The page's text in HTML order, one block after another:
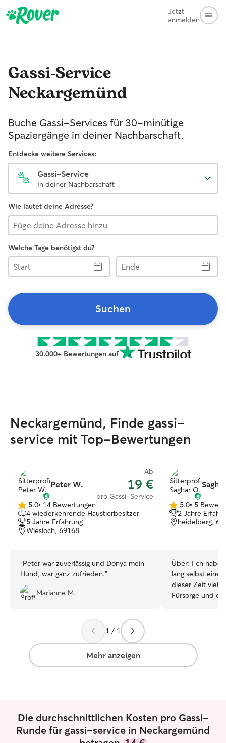
Jetzt
anmelden
Gassi-Service
Neckargemünd
Buche Gassi-Services für 30-minütige
Spaziergänge in deiner Nachbarschaft.
Entdecke weitere Services:
Gassi-Service
In deiner Nachbarschaft
Wie lautet deine Adresse?
Welche Tage benötigst du?
Start
Ende
Suchen
30.000+ Bewertungen auf
Neckargemünd, Finde gassi-
service mit Top-Bewertungen
Peter W.
Ab
19 €
pro Gassi-Service
5.0
von
5
Sternen
5.0• 14 Bewertungen
4 wiederkehrende Haustierbesitzer
5 Jahre Erfahrung
Wiesloch, 69168
“Peter war zuverlässig und Donya mein
Hund, war ganz zufrieden.”
Marianne M.
5.0
von
5
5.0• 5
2 Jahre
heidelberg,
Über: I ch habe
lang selbst
dieser Zeit viel
Fürsorge und
im Umgang mit
Haustieren,
die
zwar flexibel,
darauf einlassen
1 / 1
Mehr anzeigen
Die durchschnittlichen Kosten pro Gassi-
Runde für gassi-service in Neckargemünd